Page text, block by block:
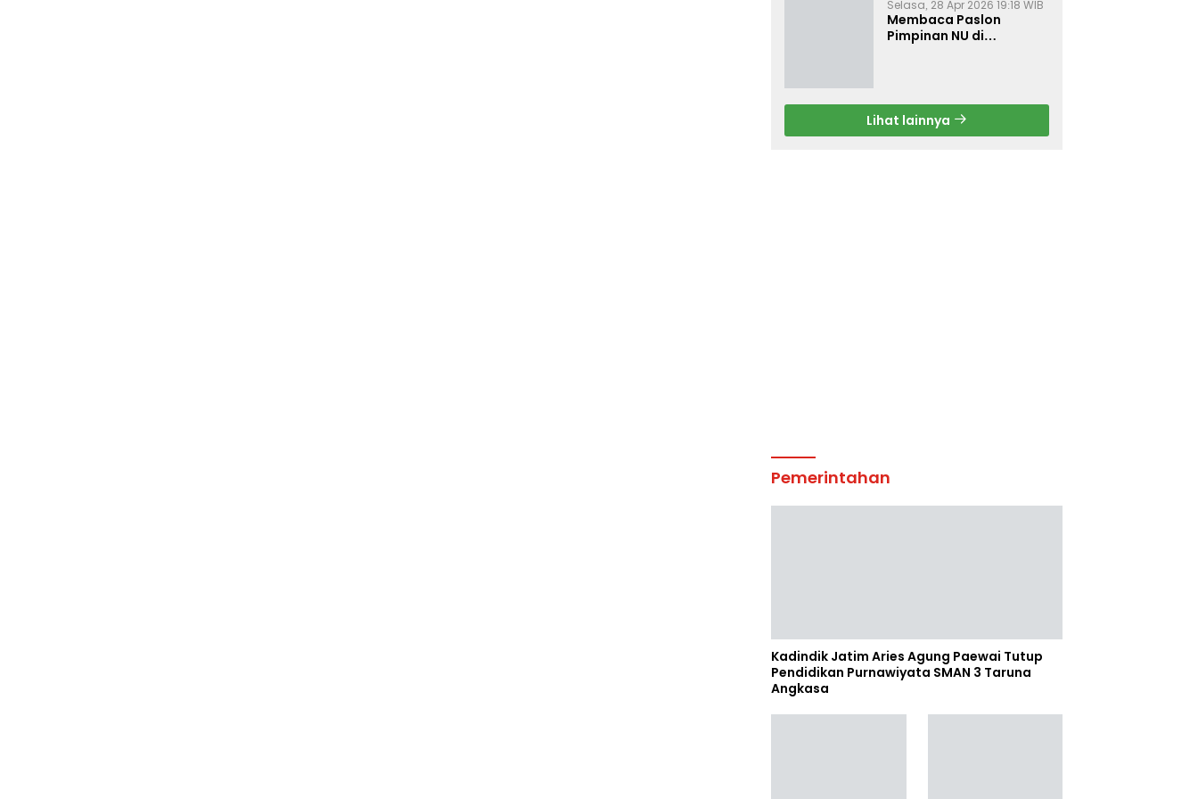
Selasa, 28 Apr 2026 19:18 WIB
Membaca Paslon
Pimpinan NU di
Lihat lainnya
Pemerintahan
Kadindik Jatim Aries Agung Paewai Tutup
Pendidikan Purnawiyata SMAN 3 Taruna
Angkasa